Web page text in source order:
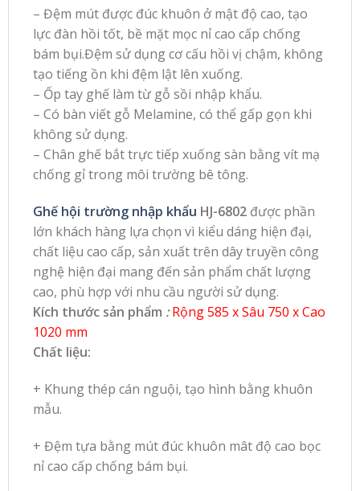
– Đệm mút được đúc khuôn ở mật độ cao, tạo
lực đàn hồi tốt, bề mặt mọc nỉ cao cấp chống
bám bụi.Đệm sử dụng cơ cấu hồi vị chậm, không
tạo tiếng ồn khi đệm lật lên xuống.
– Ốp tay ghế làm từ gỗ sồi nhập khẩu.
– Có bàn viết gỗ Melamine, có thể gấp gọn khi
không sử dụng.
– Chân ghế bắt trực tiếp xuống sàn bằng vít mạ
chống gỉ trong môi trường bê tông.
Ghế hội trường nhập khẩu HJ-6802được phần
lớn khách hàng lựa chọn vì kiểu dáng hiện đại,
chất liệu cao cấp, sản xuất trên dây truyền công
nghệ hiện đại mang đến sản phẩm chất lượng
cao, phù hợp với nhu cầu người sử dụng.
Kích thước sản phẩm :Rộng 585 x Sâu 750 x Cao
1020 mm
Chất liệu:
+ Khung thép cán nguội, tạo hình bằng khuôn
mẫu.
+ Đệm tựa bằng mút đúc khuôn mât độ cao bọc
nỉ cao cấp chống bám bụi.